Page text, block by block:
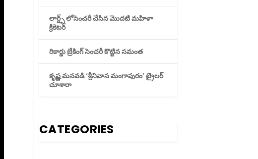
లార్డ్స్ లోసెంచరీ చేసిన మొదటి మహిళా
క్రికెటర్
రికార్డు బ్రేకింగ్ సెంచరీ కొట్టిన సమంత
కృష్ణ మనవడి ‘శ్రీనివాస మంగాపురం’ ట్రైలర్
చూశారా
CATEGORIES